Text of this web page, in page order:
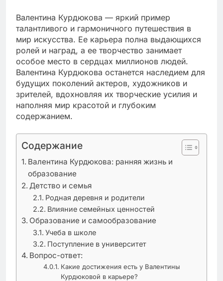
Валентина Курдюкова — яркий пример
талантливого и гармоничного путешествия в
мир искусства. Ее карьера полна выдающихся
ролей и наград, а ее творчество занимает
особое место в сердцах миллионов людей.
Валентина Курдюкова останется наследием для
будущих поколений актеров, художников и
зрителей, вдохновляя их творческие усилия и
наполняя мир красотой и глубоким
содержанием.
Содержание
Валентина Курдюкова: ранняя жизнь и
образование
Детство и семья
Родная деревня и родители
Влияние семейных ценностей
Образование и самообразование
Учеба в школе
Поступление в университет
Вопрос-ответ:
Какие достижения есть у Валентины
Курдюковой в карьере?